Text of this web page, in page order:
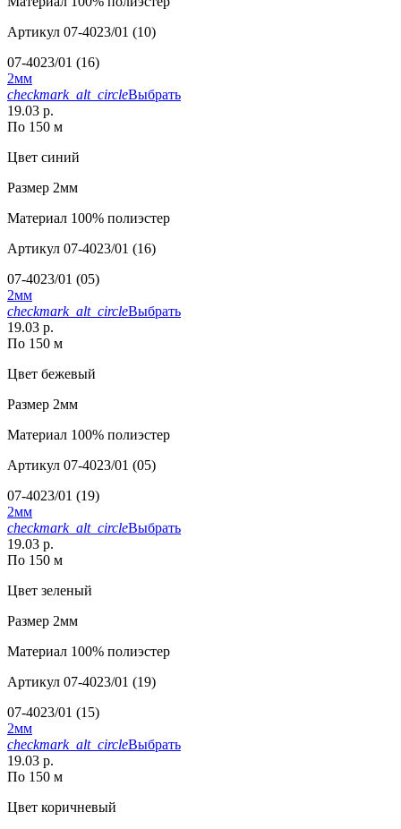
Артикул 07-4023/01 (10)
07-4023/01 (16)
2мм
checkmark_alt_circleВыбрать
19.03 р.
По 150 м
Цвет синий
Размер 2мм
Материал 100% полиэстер
Артикул 07-4023/01 (16)
07-4023/01 (05)
2мм
checkmark_alt_circleВыбрать
19.03 р.
По 150 м
Цвет бежевый
Размер 2мм
Материал 100% полиэстер
Артикул 07-4023/01 (05)
07-4023/01 (19)
2мм
checkmark_alt_circleВыбрать
19.03 р.
По 150 м
Цвет зеленый
Размер 2мм
Материал 100% полиэстер
Артикул 07-4023/01 (19)
07-4023/01 (15)
2мм
checkmark_alt_circleВыбрать
19.03 р.
По 150 м
Цвет коричневый